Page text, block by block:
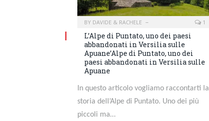
BY DAVIDE & RACHELE 1
L’Alpe di Puntato, uno dei paesi
abbandonati in Versilia sulle
Apuane’Alpe di Puntato, uno dei
paesi abbandonati in Versilia sulle
Apuane
In questo articolo vogliamo raccontarti la
storia dell’Alpe di Puntato. Uno dei più
piccoli ma…